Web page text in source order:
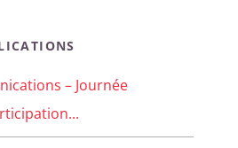
– Journée